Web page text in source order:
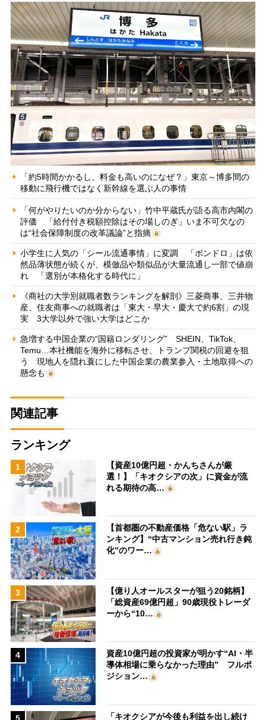
「約5時間かかるし、料金も高いのになぜ？」東京～博多間の
移動に飛行機ではなく新幹線を選ぶ人の事情
「何がやりたいのか分からない」竹中平蔵氏が語る高市内閣の
評価 「給付付き税額控除はその場しのぎ」いま不可欠なの
は“社会保障制度の改革議論”と指摘
小学生に人気の「シール流通事情」に変調 「ボンドロ」は依
然品薄状態が続くが、模倣品や類似品が大量流通し一部で値崩
れ 「選別が本格化する時代に」
《商社の大学別就職者数ランキングを解剖》三菱商事、三井物
産、住友商事への就職者は「東大・早大・慶大で約6割」の現
実 3大学以外で強い大学はどこか
急増する中国企業の“国籍ロンダリング” SHEIN、TikTok、
Temu…本社機能を海外に移転させ、トランプ関税の回避を狙
う 現地人を隠れ蓑にした中国企業の農業参入・土地取得への
懸念も
関連記事
ランキング
1
【資産10億円超・かんちさんが厳
選！】「キオクシアの次」に資金が流
れる期待の高…
2
【首都圏の不動産価格「危ない駅」ラ
ンキング】“中古マンション売れ行き鈍
化”のワー…
3
【億り人オールスターが狙う20銘柄】
「総資産69億円超」90歳現役トレーダ
ーから“10…
4
資産10億円超の投資家が明かす“AI・半
導体相場に乗らなかった理由” フルポ
ジション…
「キオクシアが今後も利益を出し続け